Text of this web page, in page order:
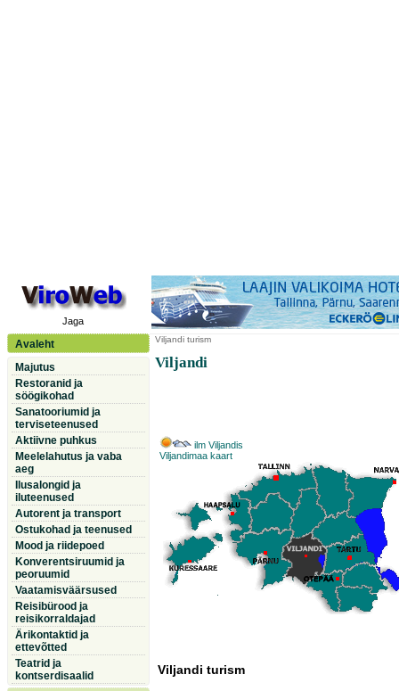
Jaga
Avaleht
Majutus
Restoranid ja
söögikohad
Sanatooriumid ja
terviseteenused
Aktiivne puhkus
Meelelahutus ja vaba
aeg
Ilusalongid ja
iluteenused
Autorent ja transport
Ostukohad ja teenused
Mood ja riidepoed
Konverentsiruumid ja
peoruumid
Vaatamisväärsused
Reisibürood ja
reisikorraldajad
Ärikontaktid ja
ettevõtted
Teatrid ja
kontserdisaalid
Viljandi turism
Viljandi
ilm Viljandis
Viljandimaa kaart
Viljandi turism